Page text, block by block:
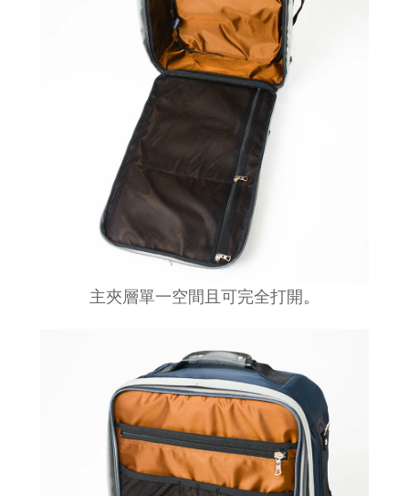
主夾層單一空間且可完全打開。